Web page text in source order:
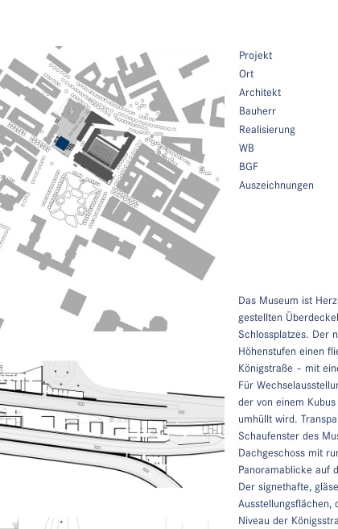
Projekt
Ort
Architekt
Bauherr
Realisierung
WB
BGF
Auszeichnungen
Das Museum ist
gestellten
Schlossplatzes. Der
Höhenstufen einen
Königstraße – mit
Für
der von einem
umhüllt wird.
Schaufenster des
Dachgeschoss mit
Panoramablicke auf
Der signethafte,
Ausstellungsflächen,
Niveau der